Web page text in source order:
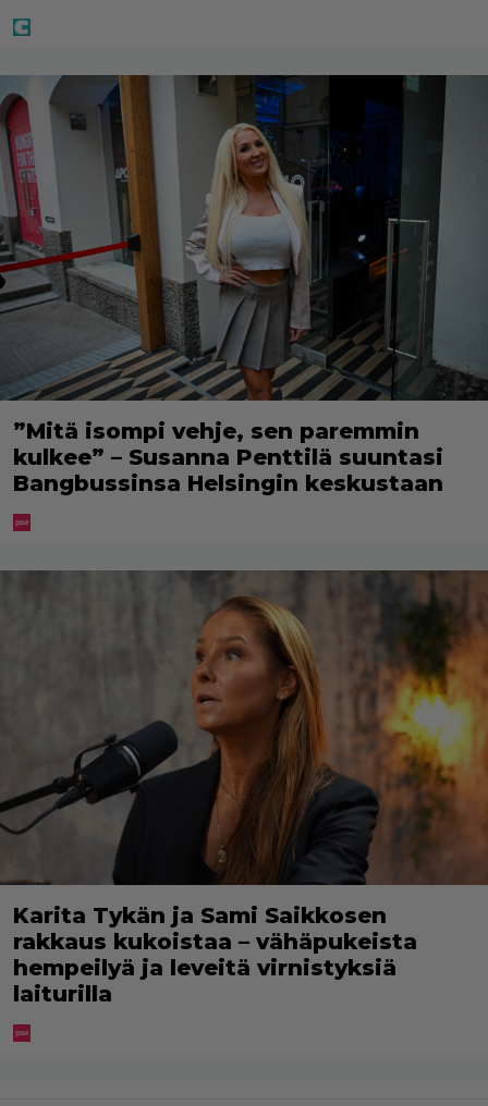
”Mitä isompi vehje, sen paremmin
kulkee” – Susanna Penttilä suuntasi
Bangbussinsa Helsingin keskustaan
Karita Tykän ja Sami Saikkosen
rakkaus kukoistaa – vähäpukeista
hempeilyä ja leveitä virnistyksiä
laiturilla